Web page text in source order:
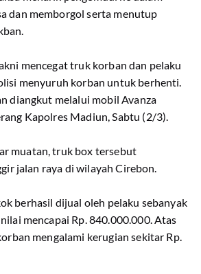
dan memborgol serta menutup
mencegat truk korban dan pelaku
menyuruh korban untuk berhenti.
diangkut melalui mobil Avanza
Kapolres Madiun, Sabtu (2/3).
muatan, truk box tersebut
jalan raya di wilayah Cirebon.
berhasil dijual oleh pelaku sebanyak
mencapai Rp. 840.000.000. Atas
mengalami kerugian sekitar Rp.